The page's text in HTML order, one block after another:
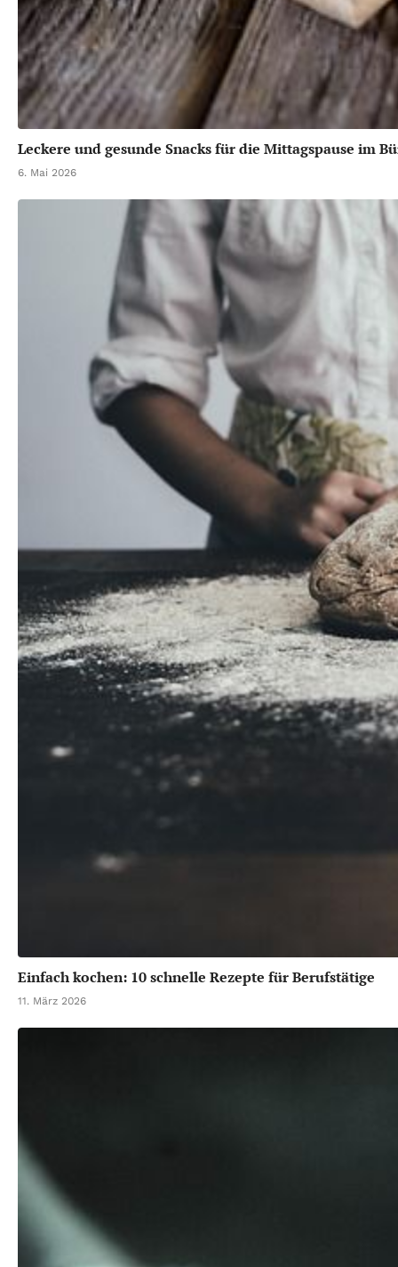
Leckere und gesunde Snacks für die Mittagspause im
6. Mai 2026
Einfach kochen: 10 schnelle Rezepte für Berufstätige
11. März 2026